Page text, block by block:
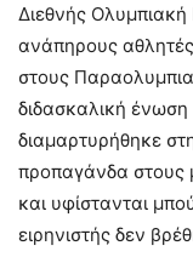
Διεθνής
ανάπηρους
στους
διδασκαλική
διαμαρτυρήθηκε
προπαγάνδα στους
και υφίστανται
ειρηνιστής δεν